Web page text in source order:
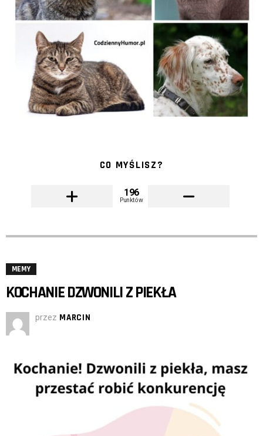
CO MYŚLISZ?
196
Punktów
MEMY
KOCHANIE DZWONILI Z PIEKŁA
przez MARCIN